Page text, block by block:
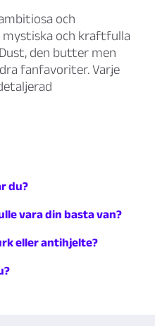
och
mystiska och kraftfulla
den butter men
fanfavoriter. Varje
du?
vara din basta van?
eller antihjelte?